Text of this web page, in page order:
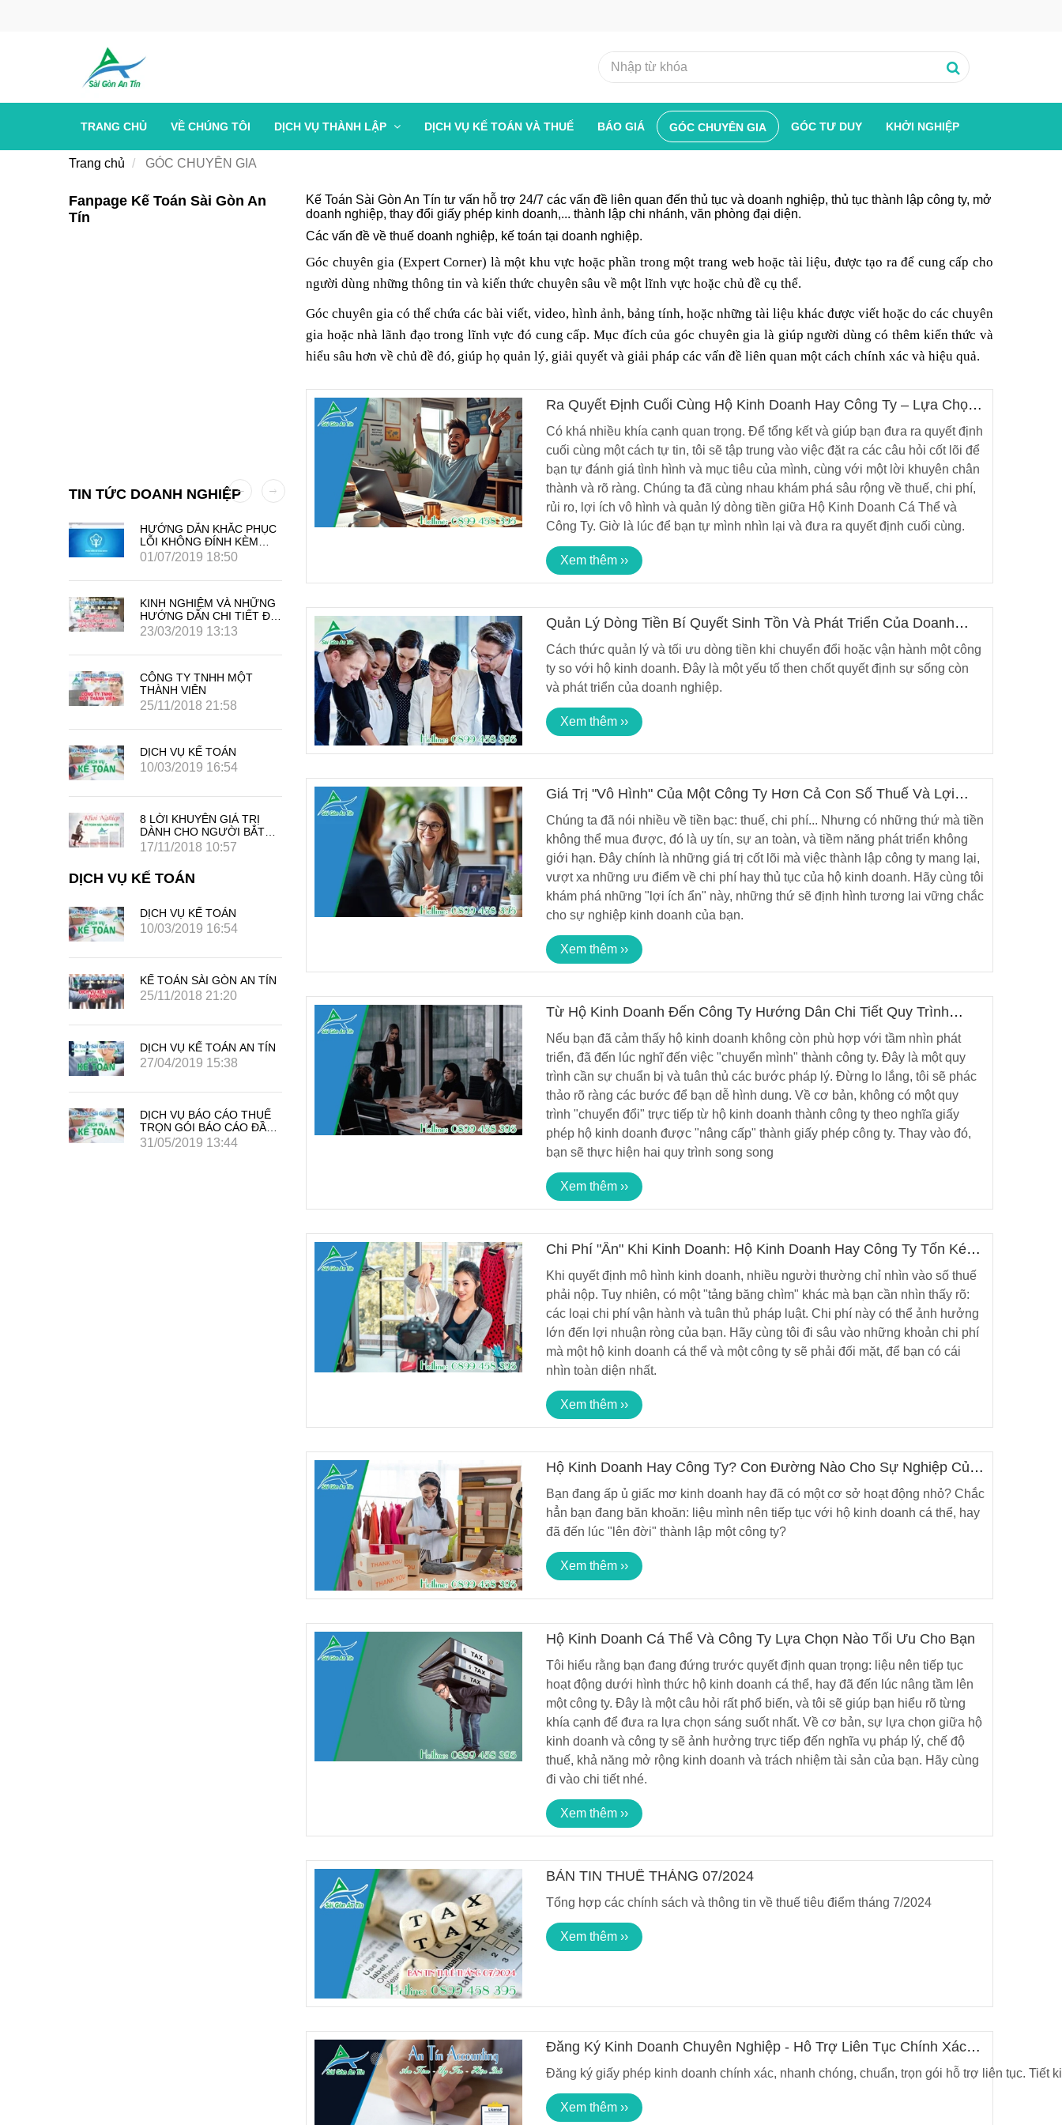
TRANG CHỦ VỀ CHÚNG TÔI DỊCH VỤ THÀNH LẬP DỊCH VỤ KẾ TOÁN VÀ THUẾ BÁO GIÁ GÓC CHUYÊN GIA GÓC TƯ DUY KHỞI NGHIỆP
Trang chủ GÓC CHUYÊN GIA
Kế Toán Sài Gòn An Tín tư vấn hỗ trợ 24/7 các vấn đề liên quan đến thủ tục và doanh nghiệp, thủ tục thành lập công ty, mở
doanh nghiệp, thay đổi giấy phép kinh doanh,... thành lập chi nhánh, văn phòng đại diện.
Các vấn đề về thuế doanh nghiệp, kế toán tại doanh nghiệp.
Góc chuyên gia (Expert Corner) là một khu vực hoặc phần trong một trang web hoặc tài liệu, được tạo ra để cung cấp cho
người dùng những thông tin và kiến thức chuyên sâu về một lĩnh vực hoặc chủ đề cụ thể.
Góc chuyên gia có thể chứa các bài viết, video, hình ảnh, bảng tính, hoặc những tài liệu khác được viết hoặc do các chuyên
gia hoặc nhà lãnh đạo trong lĩnh vực đó cung cấp. Mục đích của góc chuyên gia là giúp người dùng có thêm kiến thức và
hiểu sâu hơn về chủ đề đó, giúp họ quản lý, giải quyết và giải pháp các vấn đề liên quan một cách chính xác và hiệu quả.
Ra Quyết Định Cuối Cùng Hộ Kinh Doanh Hay Công Ty – Lựa Chọn
Có khá nhiều khía cạnh quan trọng. Để tổng kết và giúp bạn đưa ra quyết định
cuối cùng một cách tự tin, tôi sẽ tập trung vào việc đặt ra các câu hỏi cốt lõi để
bạn tự đánh giá tình hình và mục tiêu của mình, cùng với một lời khuyên chân
thành và rõ ràng. Chúng ta đã cùng nhau khám phá sâu rộng về thuế, chi phí,
rủi ro, lợi ích vô hình và quản lý dòng tiền giữa Hộ Kinh Doanh Cá Thể và
Công Ty. Giờ là lúc để bạn tự mình nhìn lại và đưa ra quyết định cuối cùng.
Xem thêm ››
Quản Lý Dòng Tiền Bí Quyết Sinh Tồn Và Phát Triển Của Doanh
Cách thức quản lý và tối ưu dòng tiền khi chuyển đổi hoặc vận hành một công
ty so với hộ kinh doanh. Đây là một yếu tố then chốt quyết định sự sống còn
và phát triển của doanh nghiệp.
Xem thêm ››
Giá Trị "Vô Hình" Của Một Công Ty Hơn Cả Con Số Thuế Và Lợi
Chúng ta đã nói nhiều về tiền bạc: thuế, chi phí... Nhưng có những thứ mà tiền
không thể mua được, đó là uy tín, sự an toàn, và tiềm năng phát triển không
giới hạn. Đây chính là những giá trị cốt lõi mà việc thành lập công ty mang lại,
vượt xa những ưu điểm về chi phí hay thủ tục của hộ kinh doanh. Hãy cùng tôi
khám phá những "lợi ích ẩn" này, những thứ sẽ định hình tương lai vững chắc
cho sự nghiệp kinh doanh của bạn.
Xem thêm ››
Từ Hộ Kinh Doanh Đến Công Ty Hướng Dẫn Chi Tiết Quy Trình
Nếu bạn đã cảm thấy hộ kinh doanh không còn phù hợp với tầm nhìn phát
triển, đã đến lúc nghĩ đến việc "chuyển mình" thành công ty. Đây là một quy
trình cần sự chuẩn bị và tuân thủ các bước pháp lý. Đừng lo lắng, tôi sẽ phác
thảo rõ ràng các bước để bạn dễ hình dung. Về cơ bản, không có một quy
trình "chuyển đổi" trực tiếp từ hộ kinh doanh thành công ty theo nghĩa giấy
phép hộ kinh doanh được "nâng cấp" thành giấy phép công ty. Thay vào đó,
bạn sẽ thực hiện hai quy trình song song
Xem thêm ››
Chi Phí "Ẩn" Khi Kinh Doanh: Hộ Kinh Doanh Hay Công Ty Tốn Kém
Khi quyết định mô hình kinh doanh, nhiều người thường chỉ nhìn vào số thuế
phải nộp. Tuy nhiên, có một "tảng băng chìm" khác mà bạn cần nhìn thấy rõ:
các loại chi phí vận hành và tuân thủ pháp luật. Chi phí này có thể ảnh hưởng
lớn đến lợi nhuận ròng của bạn. Hãy cùng tôi đi sâu vào những khoản chi phí
mà một hộ kinh doanh cá thể và một công ty sẽ phải đối mặt, để bạn có cái
nhìn toàn diện nhất.
Xem thêm ››
Hộ Kinh Doanh Hay Công Ty? Con Đường Nào Cho Sự Nghiệp Của
Bạn đang ấp ủ giấc mơ kinh doanh hay đã có một cơ sở hoạt động nhỏ? Chắc
hẳn bạn đang băn khoăn: liệu mình nên tiếp tục với hộ kinh doanh cá thể, hay
đã đến lúc "lên đời" thành lập một công ty?
Xem thêm ››
Hộ Kinh Doanh Cá Thể Và Công Ty Lựa Chọn Nào Tối Ưu Cho Bạn
Tôi hiểu rằng bạn đang đứng trước quyết định quan trọng: liệu nên tiếp tục
hoạt động dưới hình thức hộ kinh doanh cá thể, hay đã đến lúc nâng tầm lên
một công ty. Đây là một câu hỏi rất phổ biến, và tôi sẽ giúp bạn hiểu rõ từng
khía cạnh để đưa ra lựa chọn sáng suốt nhất. Về cơ bản, sự lựa chọn giữa hộ
kinh doanh và công ty sẽ ảnh hưởng trực tiếp đến nghĩa vụ pháp lý, chế độ
thuế, khả năng mở rộng kinh doanh và trách nhiệm tài sản của bạn. Hãy cùng
đi vào chi tiết nhé.
Xem thêm ››
BẢN TIN THUẾ THÁNG 07/2024
Tổng hợp các chính sách và thông tin về thuế tiêu điểm tháng 7/2024
Xem thêm ››
Đăng Ký Kinh Doanh Chuyên Nghiệp - Hỗ Trợ Liên Tục Chính Xác
Đăng ký giấy phép kinh doanh chính xác, nhanh chóng, chuẩn, trọn gói hỗ trợ liên tục.
Xem thêm ››
Fanpage Kế Toán Sài Gòn An
Tín
TIN TỨC DOANH NGHIỆP
HƯỚNG DẪN KHẮC PHỤC
LỖI KHÔNG ĐÍNH KÈM
PHỤ LỤC HỘ GIA ĐÌNH
01/07/2019 18:50
KINH NGHIỆM VÀ NHỮNG
HƯỚNG DẪN CHI TIẾT ĐỂ
MỞ CÔNG TY QUẢNG
23/03/2019 13:13
CÔNG TY TNHH MỘT
THÀNH VIÊN
25/11/2018 21:58
DỊCH VỤ KẾ TOÁN
10/03/2019 16:54
8 LỜI KHUYÊN GIÁ TRỊ
DÀNH CHO NGƯỜI BẮT
ĐẦU SỰ NGHIỆP KINH
17/11/2018 10:57
KẾ TOÁN SÀI GÒN AN TÍN
HƯỚNG DẪN KHẮC PHỤC
PHỤ LỤC HỘ GIA ĐÌNH
TRÊN PHẦN MỀM KBHXH
01/07/2019 18:50
HƯỚNG DẪN CHI TIẾT ĐỂ
MỞ CÔNG TY QUẢNG
CÁO
23/03/2019 13:13
CÔNG TY TNHH MỘT
THÀNH VIÊN
25/11/2018 21:58
DỊCH VỤ KẾ TOÁN
8 LỜI KHUYÊN GIÁ TRỊ
DÀNH CHO NGƯỜI BẮT
ĐẦU SỰ NGHIỆP KINH
DOANH RIÊNG CỦA MÌNH
17/11/2018 10:57
KẾ TOÁN SÀI GÒN AN TÍN
DỊCH VỤ KẾ TOÁN
DỊCH VỤ KẾ TOÁN
10/03/2019 16:54
KẾ TOÁN SÀI GÒN AN TÍN
25/11/2018 21:20
DỊCH VỤ KẾ TOÁN AN TÍN
27/04/2019 15:38
DỊCH VỤ BÁO CÁO THUẾ
TRỌN GÓI BÁO CÁO ĐẦY
ĐỦ GIÁ TIẾT KIỆM
31/05/2019 13:44
DỊCH VỤ KẾ TOÁN
25/11/2018 21:20
DỊCH VỤ KẾ TOÁN AN TÍN
27/04/2019 15:38
DỊCH VỤ BÁO CÁO THUẾ
TRỌN GÓI BÁO CÁO ĐẦY
DỊCH VỤ KẾ TOÁN
25/11/2018 21:20
DỊCH VỤ KẾ TOÁN AN TÍN
27/04/2019 15:38
DỊCH VỤ BÁO CÁO THUẾ
TRỌN GÓI BÁO CÁO ĐẦY
ĐỦ GIÁ TIẾT KIỆM
31/05/2019 13:44